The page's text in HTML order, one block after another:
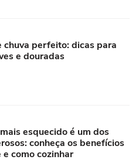
chuva perfeito: dicas para
e douradas
esquecido é um dos
conheça os benefícios
como cozinhar